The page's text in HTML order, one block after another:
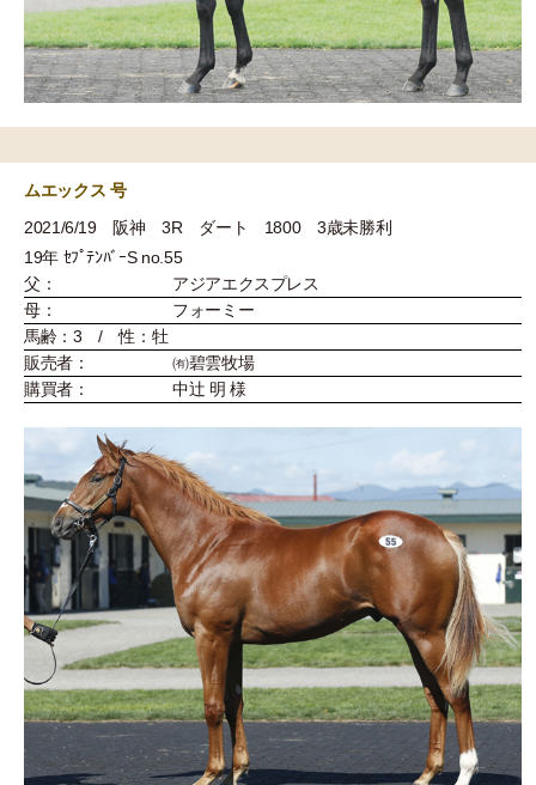
ムエックス 号
2021/6/19 阪神 3R ダート 1800 3歳未勝利
19年 ｾﾌﾟﾃﾝﾊﾞｰS no.55
父：
アジアエクスプレス
母：
フォーミー
馬齢：3 / 性：牡
販売者：
㈲碧雲牧場
購買者：
中辻 明 様